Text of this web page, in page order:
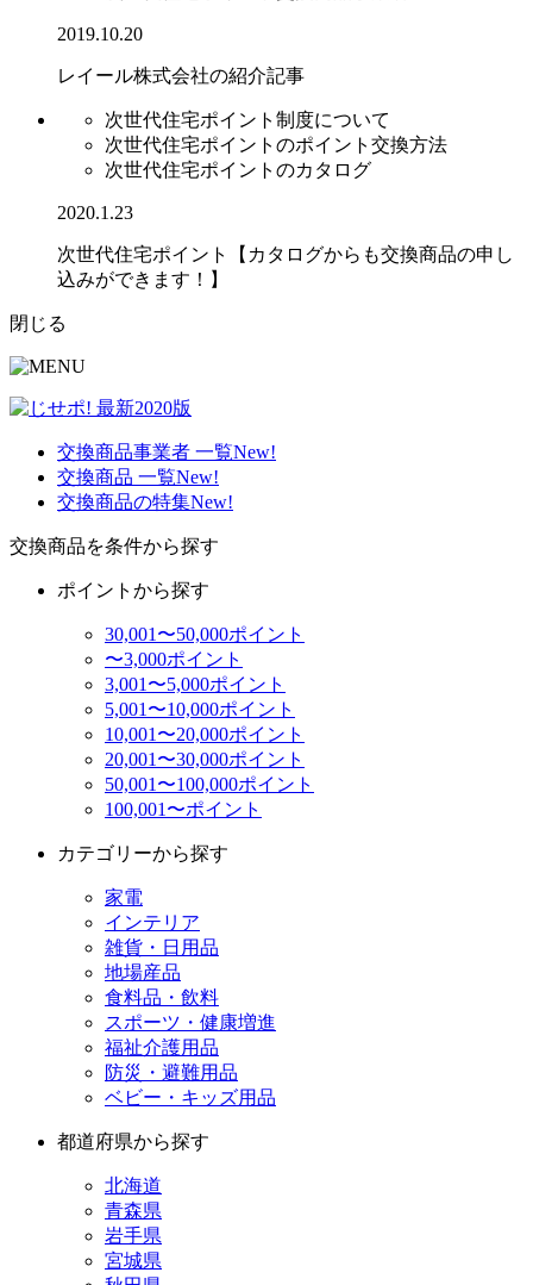
2019.10.20
レイール株式会社の紹介記事
次世代住宅ポイント制度について
次世代住宅ポイントのポイント交換方法
次世代住宅ポイントのカタログ
2020.1.23
次世代住宅ポイント【カタログからも交換商品の申し
込みができます！】
閉じる
交換商品事業者 一覧New!
交換商品 一覧New!
交換商品の特集New!
交換商品を条件から探す
ポイントから探す
30,001〜50,000ポイント
〜3,000ポイント
3,001〜5,000ポイント
5,001〜10,000ポイント
10,001〜20,000ポイント
20,001〜30,000ポイント
50,001〜100,000ポイント
100,001〜ポイント
カテゴリーから探す
家電
インテリア
雑貨・日用品
地場産品
食料品・飲料
スポーツ・健康増進
福祉介護用品
防災・避難用品
ベビー・キッズ用品
都道府県から探す
北海道
青森県
岩手県
宮城県